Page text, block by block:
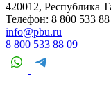
420012, Республика
Телефон: 8 800 533
info@pbu.ru
8 800 533 88 09